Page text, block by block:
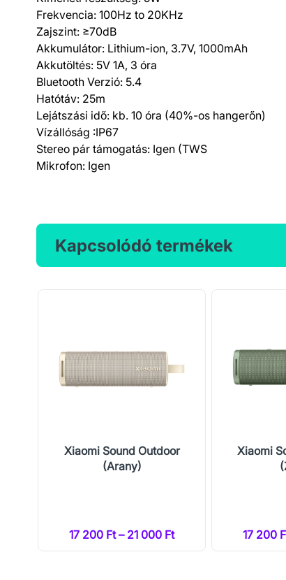
Frekvencia: 100Hz to 20KHz
Zajszint: ≥70dB
Akkumulátor: Lithium-ion, 3.7V, 1000mAh
Akkutöltés: 5V 1A, 3 óra
Bluetooth Verzió: 5.4
Hatótáv: 25m
Lejátszási idő: kb. 10 óra (40%-os hangerőn)
Vízállóság :IP67
Stereo pár támogatás: Igen (TWS
Mikrofon: Igen
Kapcsolódó termékek
Xiaomi Sound Outdoor
(Arany)
17 200 Ft – 21 000 Ft
Xiaomi
17 200